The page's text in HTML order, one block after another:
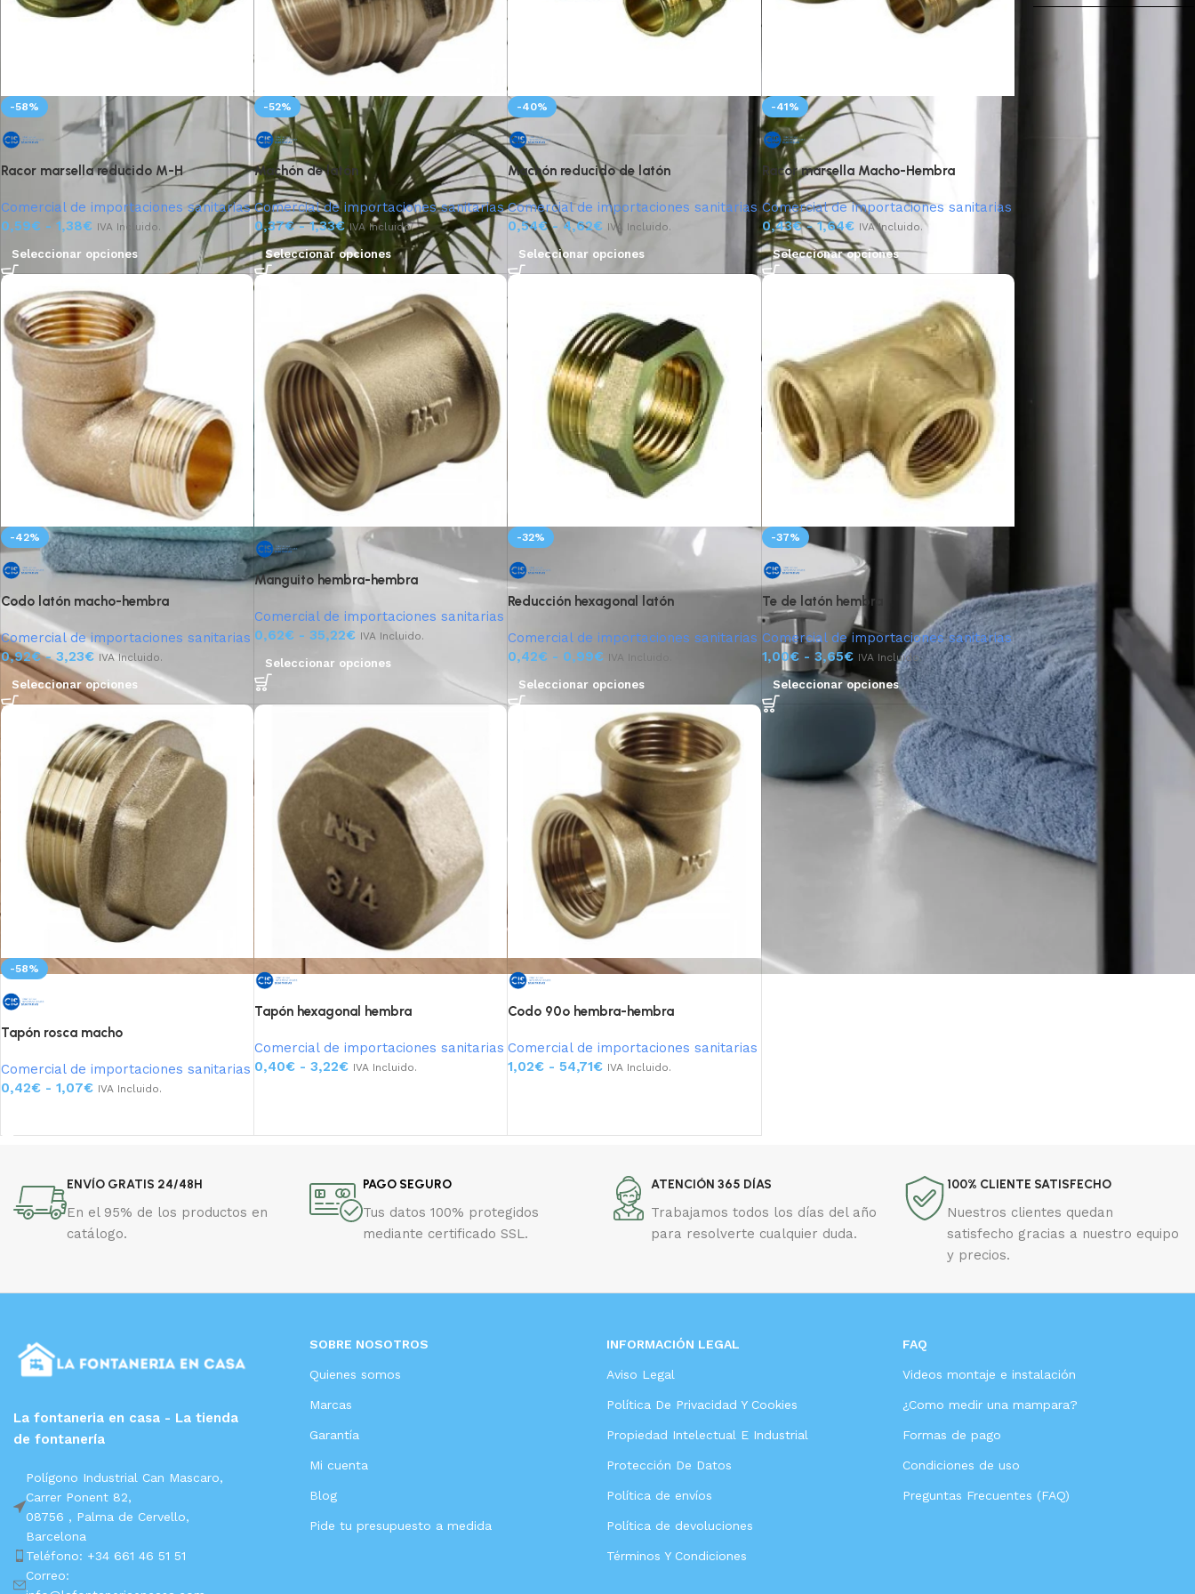
-58%
Racor marsella reducido M-H
Comercial de importaciones sanitarias
0,59€ - 1,38€ IVA Incluido.
Seleccionar opciones
-52%
Machón de latón
Comercial de importaciones sanitarias
0,37€ - 1,33€ IVA Incluido.
Seleccionar opciones
-40%
Machón reducido de latón
Comercial de importaciones sanitarias
0,54€ - 4,62€ IVA Incluido.
Seleccionar opciones
-41%
Racor marsella Macho-Hembra
Comercial de importaciones sanitarias
0,43€ - 1,64€ IVA Incluido.
Seleccionar opciones
-42%
Codo latón macho-hembra
Comercial de importaciones sanitarias
0,92€ - 3,23€ IVA Incluido.
Seleccionar opciones
Manguito hembra-hembra
Comercial de importaciones sanitarias
0,62€ - 35,22€ IVA Incluido.
Seleccionar opciones
-32%
Reducción hexagonal latón
Comercial de importaciones sanitarias
0,42€ - 0,99€ IVA Incluido.
Seleccionar opciones
-37%
Te de latón hembra
Comercial de importaciones sanitarias
1,00€ - 3,65€ IVA Incluido.
Seleccionar opciones
-58%
Tapón rosca macho
Comercial de importaciones sanitarias
0,42€ - 1,07€ IVA Incluido.
Tapón hexagonal hembra
Comercial de importaciones sanitarias
0,40€ - 3,22€ IVA Incluido.
Codo 90º hembra-hembra
Comercial de importaciones sanitarias
1,02€ - 54,71€ IVA Incluido.
ENVÍO GRATIS 24/48H
En el 95% de los productos en
catálogo.
PAGO SEGURO
Tus datos 100% protegidos
mediante certificado SSL.
ATENCIÓN 365 DÍAS
Trabajamos todos los días del año
para resolverte cualquier duda.
100% CLIENTE SATISFECHO
Nuestros clientes quedan
satisfecho gracias a nuestro equipo
y precios.
La fontaneria en casa - La tienda
de fontanería
Polígono Industrial Can Mascaro,
Carrer Ponent 82,
08756 , Palma de Cervello,
Barcelona
Teléfono: +34 661 46 51 51
Correo:
SOBRE NOSOTROS
Quienes somos
Marcas
Garantía
Mi cuenta
Blog
Pide tu presupuesto a medida
INFORMACIÓN LEGAL
Aviso Legal
Política De Privacidad Y Cookies
Propiedad Intelectual E Industrial
Protección De Datos
Política de envíos
Política de devoluciones
Términos Y Condiciones
FAQ
Videos montaje e instalación
¿Como medir una mampara?
Formas de pago
Condiciones de uso
Preguntas Frecuentes (FAQ)